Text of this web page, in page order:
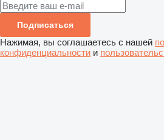
Подписаться
Нажимая, вы соглашаетесь с нашей
конфиденциальности и